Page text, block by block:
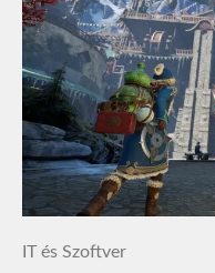
IT és Szoftver